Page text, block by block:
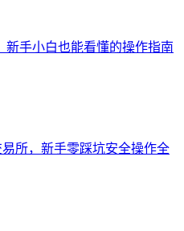
新手小白也能看懂的操作指南
所，新手零踩坑安全操作全